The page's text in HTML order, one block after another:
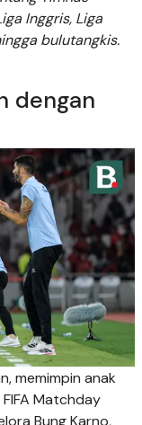
Inggris, Liga
bulutangkis.
dengan
memimpin anak
Matchday
Bung Karno,